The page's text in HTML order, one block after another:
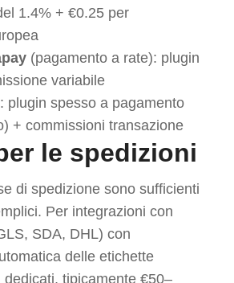
1.4% + €0.25 per
(pagamento a rate): plugin
variabile
: plugin spesso a pagamento
+ commissioni transazione
le spedizioni
di spedizione sono sufficienti
Per integrazioni con
SDA, DHL) con
delle etichette
tipicamente €50–